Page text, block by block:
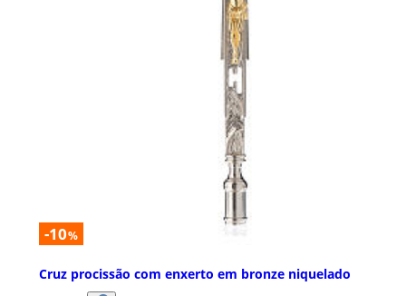
-10%
Cruz procissão com enxerto em bronze niquelado